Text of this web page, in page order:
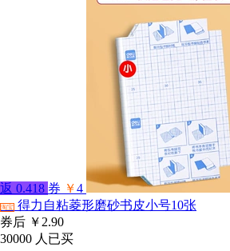
返 0.418 券 ￥4
淘宝 得力自粘菱形磨砂书皮小号10张
券后 ￥2.90
30000 人已买